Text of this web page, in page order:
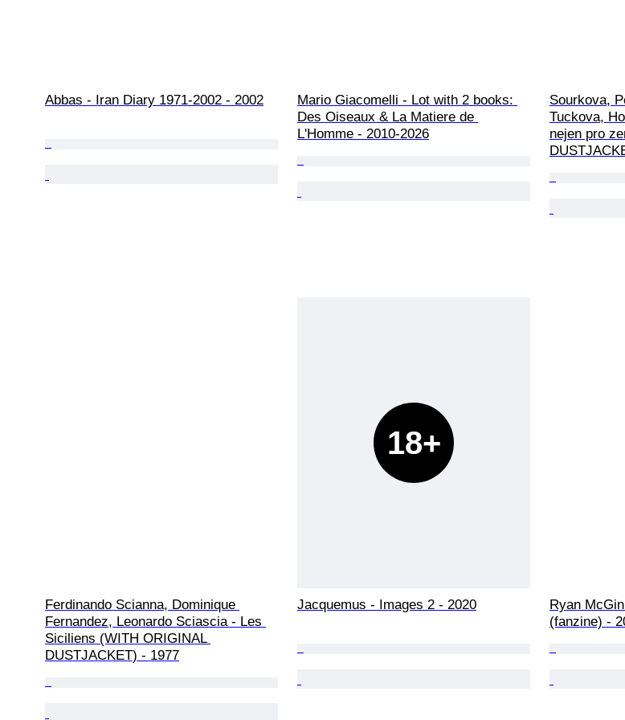
Abbas - Iran Diary 1971-2002 - 2002
Mario Giacomelli - Lot with 2 books:
Des Oiseaux & La Matiere de
L'Homme - 2010-2026
Sourkova,
Tuckova,
nejen pro
Ferdinando Scianna, Dominique
Fernandez, Leonardo Sciascia - Les
Siciliens (WITH ORIGINAL
DUSTJACKET) - 1977
18+
Jacquemus - Images 2 - 2020
Ryan
(fanzine) -